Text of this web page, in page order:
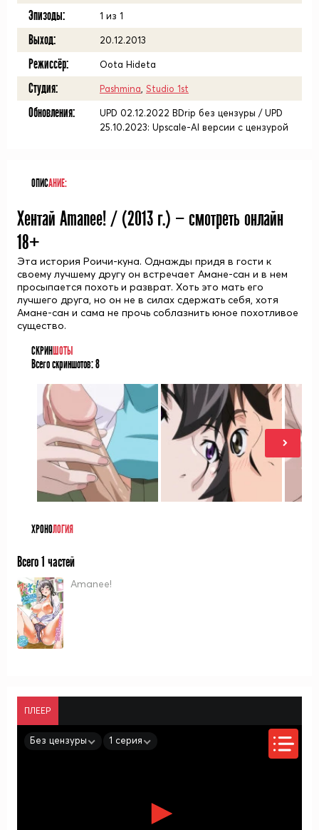
Эпизоды: 1 из 1
Выход: 20.12.2013
Режиссёр: Oota Hideta
Студия: Pashmina Studio 1st
Обновления:
UPD 02.12.2022 BDrip без цензуры / UPD
25.10.2023: Upscale-AI версии с цензурой
ОПИСАНИЕ:
Хентай Amanee! / (2013 г.) — смотреть онлайн
18+
Эта история Роичи-куна. Однажды придя в гости к
своему лучшему другу он встречает Амане-сан и в нем
просыпается похоть и разврат. Хоть это мать его
лучшего друга, но он не в силах сдержать себя, хотя
Амане-сан и сама не прочь соблазнить юное похотливое
существо.
СКРИН ШОТЫ
Всего скриншотов:8
ХРОНОЛОГИЯ
Всего 1 частей
Amanee!
ПЛЕЕР
Без цензуры 1 серия